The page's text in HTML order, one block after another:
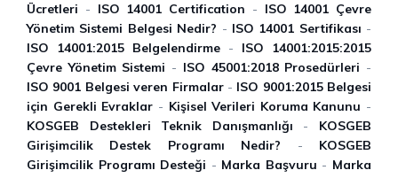
Ücretleri - ISO 14001 Certification - ISO 14001 Çevre
Yönetim Sistemi Belgesi Nedir? - ISO 14001 Sertifikası -
ISO 14001:2015 Belgelendirme - ISO 14001:2015:2015
Çevre Yönetim Sistemi - ISO 45001:2018 Prosedürleri -
ISO 9001 Belgesi veren Firmalar- ISO 9001:2015 Belgesi
için Gerekli Evraklar - Kişisel Verileri Koruma Kanunu -
KOSGEB Destekleri Teknik Danışmanlığı - KOSGEB
Girişimcilik Destek Programı Nedir? - KOSGEB
Girişimcilik Programı Desteği - Marka Başvuru - Marka